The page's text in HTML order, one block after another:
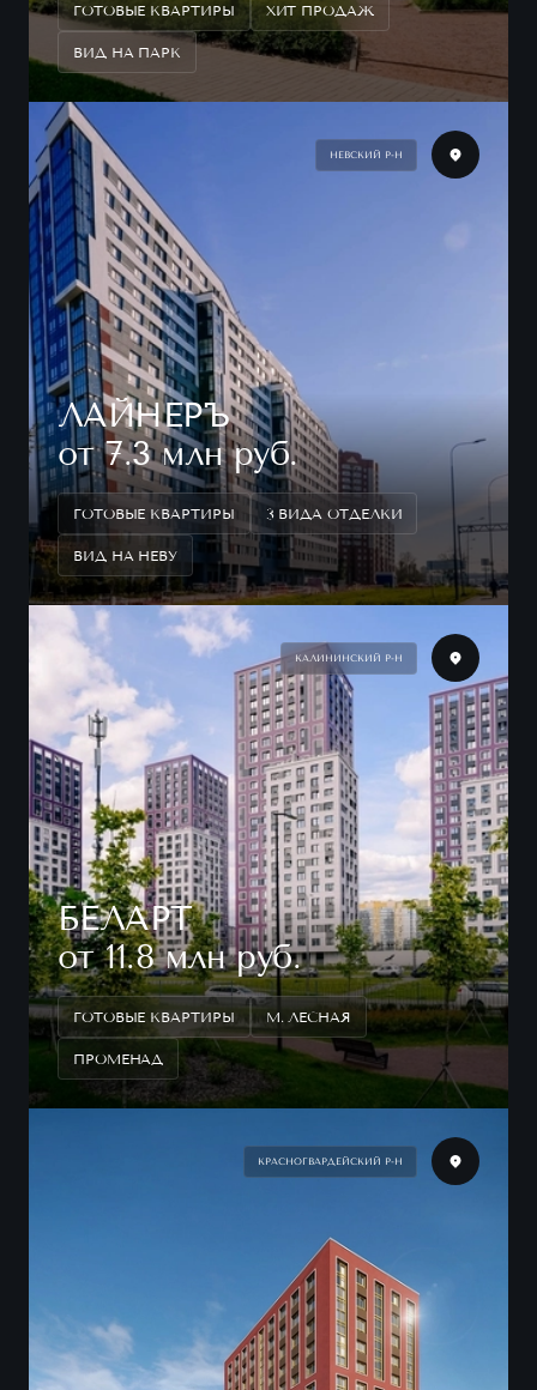
ГОТОВЫЕ КВАРТИРЫ ХИТ ПРОДАЖ
ВИД НА ПАРК
НЕВСКИЙ Р-Н
ЛАЙНЕРЪ
от 7.3 млн руб.
ГОТОВЫЕ КВАРТИРЫ 3 ВИДА ОТДЕЛКИ
ВИД НА НЕВУ
КАЛИНИНСКИЙ Р-Н
БЕЛАРТ
от 11.8 млн руб.
ГОТОВЫЕ КВАРТИРЫ М. ЛЕСНАЯ
ПРОМЕНАД
КРАСНОГВАРДЕЙСКИЙ Р-Н